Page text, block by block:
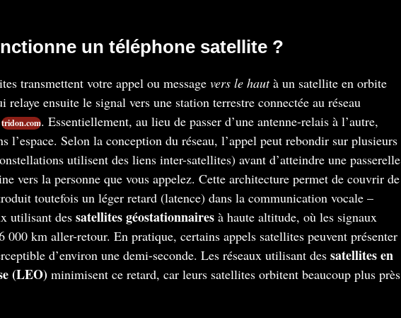
un téléphone satellite ?
transmettent votre appel ou message vers le hautà un satellite en orbite
relaye ensuite le signal vers une station terrestre connectée au réseau
tridon.com. Essentiellement, au lieu de passer d’une antenne-relais à l’autre,
l’espace. Selon la conception du réseau, l’appel peut rebondir sur plusieurs
utilisent des liens inter-satellites) avant d’atteindre une passerelle
vers la personne que vous appelez. Cette architecture permet de couvrir de
toutefois un léger retard (latence) dans la communication vocale –
utilisant des satellites géostationnairesà haute altitude, où les signaux
000 km aller-retour. En pratique, certains appels satellites peuvent présenter
d’environ une demi-seconde. Les réseaux utilisant des satellites en
(LEO)minimisent ce retard, car leurs satellites orbitent beaucoup plus près